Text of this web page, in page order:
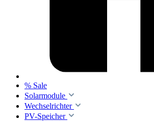
% Sale
Solarmodule
Wechselrichter
PV-Speicher